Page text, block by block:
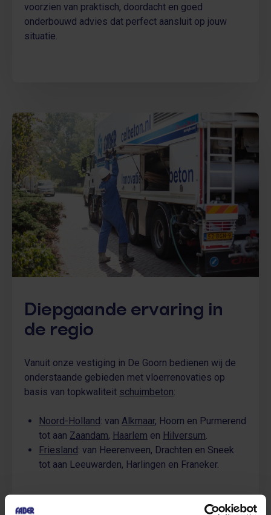
voorzien van praktisch, doordacht en goed
onderbouwd advies dat perfect aansluit op jouw
situatie.
Diepgaande ervaring in
de regio
Vanuit onze vestiging in De Goorn bedienen wij de
onderstaande gebieden met vloerrenovaties op
basis van topkwaliteit schuimbeton:
Noord-Holland: van Alkmaar, Hoorn en Purmerend
tot aan Zaandam, Haarlem en Hilversum.
Friesland: van Heerenveen, Drachten en Sneek
tot aan Leeuwarden, Harlingen en Franeker.